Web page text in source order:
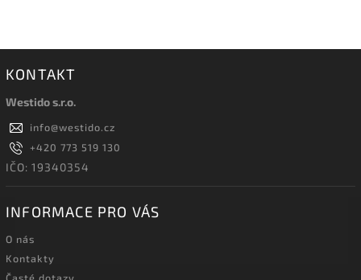
KONTAKT
Westido s.r.o.
info@westido.cz
+420 773 519 130
IČO: 19340354
INFORMACE PRO VÁS
O nás
Kontakty